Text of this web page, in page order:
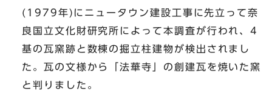
(1979年)にニュータウン建設工事に先立って奈
良国立文化財研究所によって本調査が行われ、4
基の瓦窯跡と数棟の掘立柱建物が検出されまし
た。瓦の文様から「法華寺」の創建瓦を焼いた窯
と判りました。